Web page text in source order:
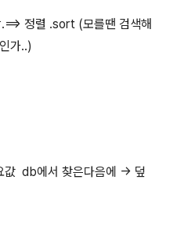
정렬 .sort (모를땐 검색해
가..)
값 db에서 찾은다음에 -> 덮